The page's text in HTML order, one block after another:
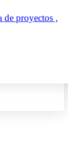
de proyectos ,